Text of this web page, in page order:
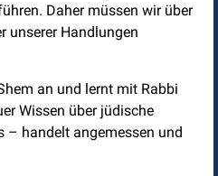
Daher müssen wir über
unserer Handlungen
an und lernt mit Rabbi
Wissen über jüdische
– handelt angemessen und